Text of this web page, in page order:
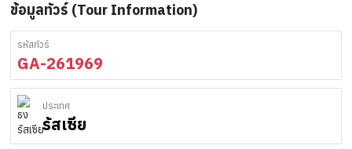
ข้อมูลทัวร์ (Tour Information)
รหัสทัวร์
GA-261969
ประเทศ
รัสเซีย